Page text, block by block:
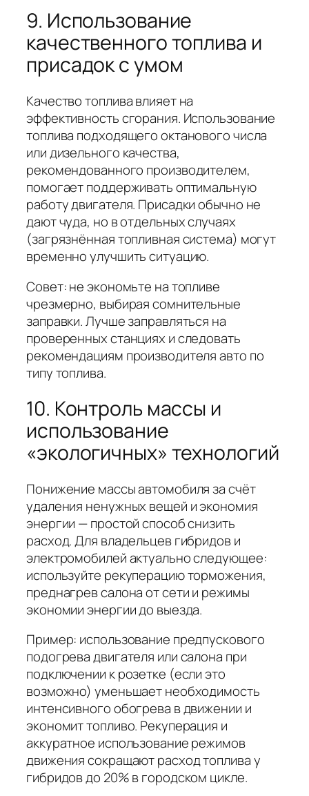
9. Использование
качественного топлива и
присадок с умом
Качество топлива влияет на
эффективность сгорания. Использование
топлива подходящего октанового числа
или дизельного качества,
рекомендованного производителем,
помогает поддерживать оптимальную
работу двигателя. Присадки обычно не
дают чуда, но в отдельных случаях
(загрязнённая топливная система) могут
временно улучшить ситуацию.
Совет: не экономьте на топливе
чрезмерно, выбирая сомнительные
заправки. Лучше заправляться на
проверенных станциях и следовать
рекомендациям производителя авто по
типу топлива.
10. Контроль массы и
использование
«экологичных» технологий
Понижение массы автомобиля за счёт
удаления ненужных вещей и экономия
энергии — простой способ снизить
расход. Для владельцев гибридов и
электромобилей актуально следующее:
используйте рекуперацию торможения,
преднагрев салона от сети и режимы
экономии энергии до выезда.
Пример: использование предпускового
подогрева двигателя или салона при
подключении к розетке (если это
возможно) уменьшает необходимость
интенсивного обогрева в движении и
экономит топливо. Рекуперация и
аккуратное использование режимов
движения сокращают расход топлива у
гибридов до 20% в городском цикле.